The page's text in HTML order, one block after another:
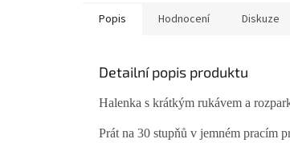
Popis Hodnocení Diskuze
Detailní popis produktu
Halenka s krátkým rukávem a
Prát na 30 stupňů v jemném pracím